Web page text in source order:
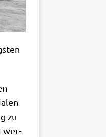
zu
wer­